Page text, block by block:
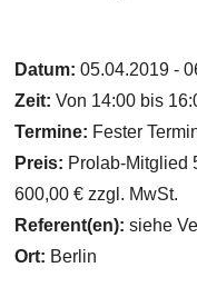
Datum:05.04.2019 -
Zeit: Von 14:00 bis
Termine: Fester
Preis: Prolab-Mitglied
600,00 € zzgl. MwSt.
Referent(en):siehe
Ort: Berlin